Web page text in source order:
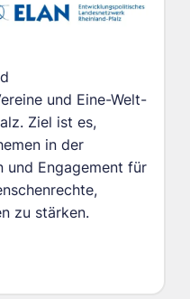
und Eine-Welt-
Ziel ist es,
in der
und Engagement für
zu stärken.